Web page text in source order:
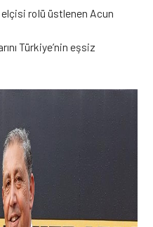
rolü üstlenen Acun
Türkiye’nin eşsiz